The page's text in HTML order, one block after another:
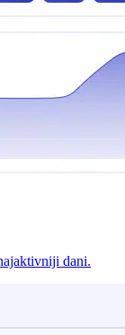
dani.